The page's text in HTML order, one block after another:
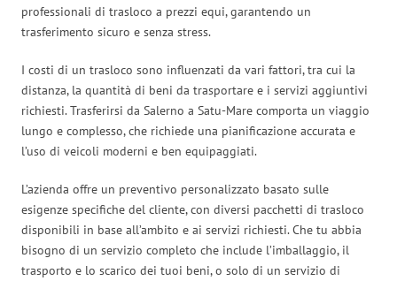
professionali di trasloco a prezzi equi, garantendo un
trasferimento sicuro e senza stress.
I costi di un trasloco sono influenzati da vari fattori, tra cui la
distanza, la quantità di beni da trasportare e i servizi aggiuntivi
richiesti. Trasferirsi da Salerno a Satu-Mare comporta un viaggio
lungo e complesso, che richiede una pianificazione accurata e
l’uso di veicoli moderni e ben equipaggiati.
L’azienda offre un preventivo personalizzato basato sulle
esigenze specifiche del cliente, con diversi pacchetti di trasloco
disponibili in base all’ambito e ai servizi richiesti. Che tu abbia
bisogno di un servizio completo che include l’imballaggio, il
trasporto e lo scarico dei tuoi beni, o solo di un servizio di